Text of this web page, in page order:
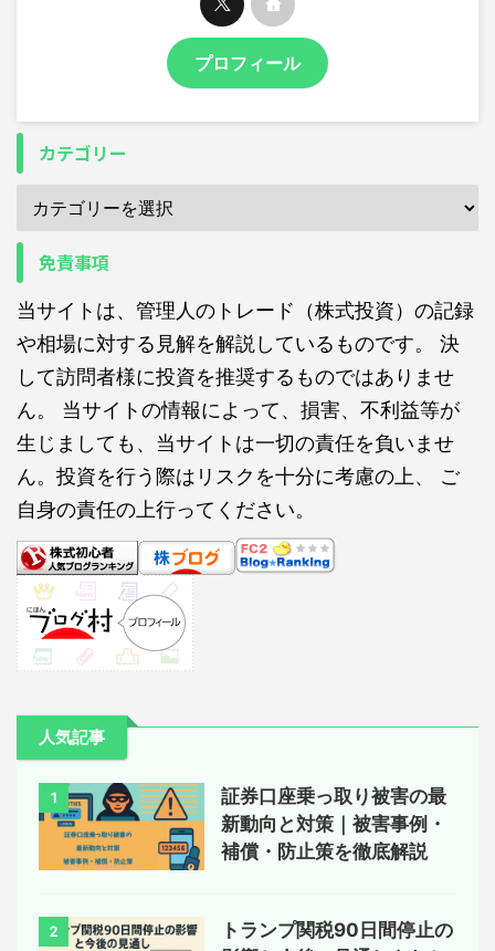
プロフィール
カテゴリー
免責事項
当サイトは、管理人のトレード（株式投資）の記録
や相場に対する見解を解説しているものです。 決
して訪問者様に投資を推奨するものではありませ
ん。 当サイトの情報によって、損害、不利益等が
生じましても、当サイトは一切の責任を負いませ
ん。投資を行う際はリスクを十分に考慮の上、 ご
自身の責任の上行ってください。
人気記事
1
証券口座乗っ取り被害の最
新動向と対策｜被害事例・
補償・防止策を徹底解説
2
トランプ関税90日間停止の